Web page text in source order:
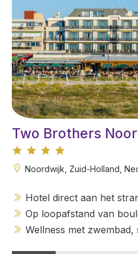
Two Brothers
Noordwijk, Zuid-Holland,
Hotel direct aan het
Op loopafstand van
Wellness met